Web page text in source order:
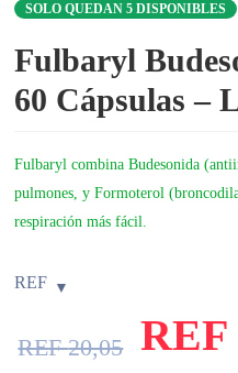
SOLO QUEDAN 5 DISPONIBLES
Fulbaryl
60 Cápsulas –
Fulbaryl combina Budesonida
pulmones, y Formoterol
respiración más fácil.
REF
REF20,05 REF